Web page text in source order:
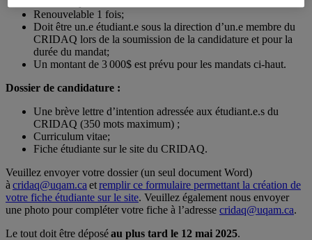
Renouvelable 1 fois;
Doit être un.e étudiant.e sous la direction d’un.e membre du
CRIDAQ lors de la soumission de la candidature et pour la
durée du mandat;
Un montant de 3 000$ est prévu pour les mandats ci-haut.
Dossier de candidature :
Une brève lettre d’intention adressée aux étudiant.e.s du
CRIDAQ (350 mots maximum) ;
Curriculum vitae;
Fiche étudiante sur le site du CRIDAQ.
Veuillez envoyer votre dossier (un seul document Word)
à cridaq@uqam.ca etremplir ce formulaire permettant la création de
votre fiche étudiante sur le site. Veuillez également nous envoyer
une photo pour compléter votre fiche à l’adresse cridaq@uqam.ca.
Le tout doit être déposéau plus tard le 12 mai 2025.